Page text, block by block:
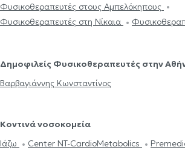
Φυσικοθεραπευτές στους Αμπελόκηπους
Φυσικοθεραπευτές στη Νίκαια
Δημοφιλείς Φυσικοθεραπευτές στην
Βαρβαγιάννης Κωνσταντίνος
Κοντινά νοσοκομεία
Ιάζω
Center NT-CardioMetabolics